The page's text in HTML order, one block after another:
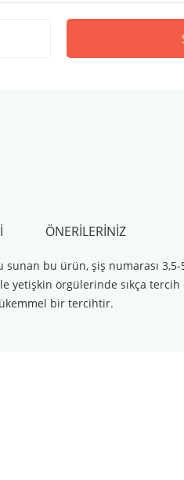
ÖNERILERINIZ
bu ürün, şiş numarası 3,5-
örgülerinde sıkça tercih
bir tercihtir.